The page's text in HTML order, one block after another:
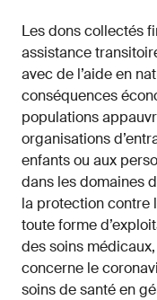
Les dons collectés
assistance
avec de l’aide en
conséquences
populations
organisations
enfants ou aux
dans les domaines
la protection contre
toute forme
des soins
concerne le
soins de santé en